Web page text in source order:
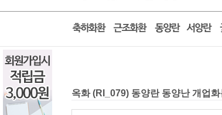
옥화 (RI_079) 동양란 동양난 개업